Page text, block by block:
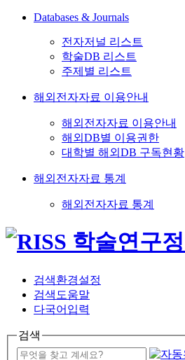
Databases & Journals
전자저널 리스트
학술DB 리스트
주제별 리스트
해외전자자료 이용안내
해외전자자료 이용안내
해외DB별 이용권한
대학별 해외DB 구독현황
해외전자자료 통계
해외전자자료 통계
검색환경설정
검색도움말
다국어입력
검색